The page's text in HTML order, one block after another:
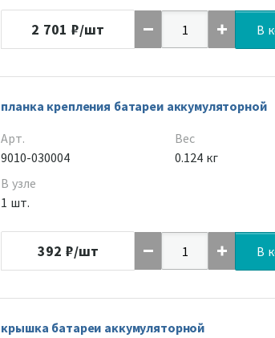
2 701 ₽/шт В
планка крепления батареи аккумуляторной
Арт.
9010-030004
В узле
1 шт.
Вес
0.124 кг
392 ₽/шт В
крышка батареи аккумуляторной